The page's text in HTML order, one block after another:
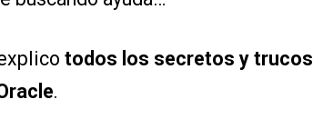
todos los secretos y trucos
.